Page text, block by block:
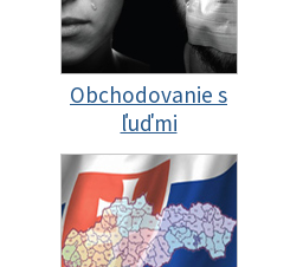
Obchodovanie s
ľuďmi